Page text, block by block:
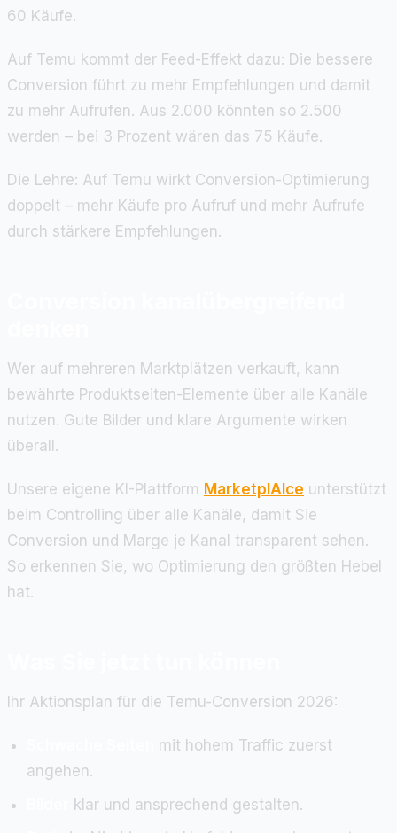
60 Käufe.
Auf Temu kommt der Feed-Effekt dazu: Die bessere
Conversion führt zu mehr Empfehlungen und damit
zu mehr Aufrufen. Aus 2.000 könnten so 2.500
werden – bei 3 Prozent wären das 75 Käufe.
Die Lehre: Auf Temu wirkt Conversion-Optimierung
doppelt – mehr Käufe pro Aufruf und mehr Aufrufe
durch stärkere Empfehlungen.
Wer auf mehreren Marktplätzen verkauft, kann
bewährte Produktseiten-Elemente über alle Kanäle
nutzen. Gute Bilder und klare Argumente wirken
überall.
Unsere eigene KI-Plattform MarketplAIce unterstützt
beim Controlling über alle Kanäle, damit Sie
Conversion und Marge je Kanal transparent sehen.
So erkennen Sie, wo Optimierung den größten Hebel
hat.
Ihr Aktionsplan für die Temu-Conversion 2026:
mit hohem Traffic zuerst
angehen.
klar und ansprechend gestalten.